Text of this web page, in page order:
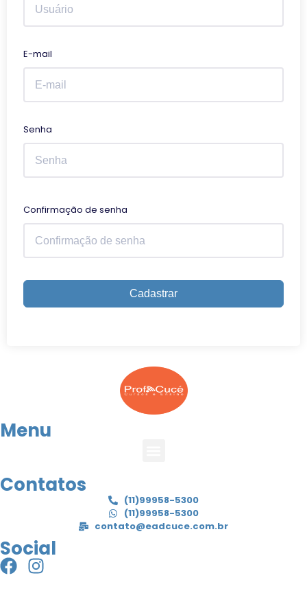
E-mail
Senha
Confirmação de senha
Cadastrar
Menu
Contatos
(11)99958-5300
(11)99958-5300
contato@eadcuce.com.br
Social